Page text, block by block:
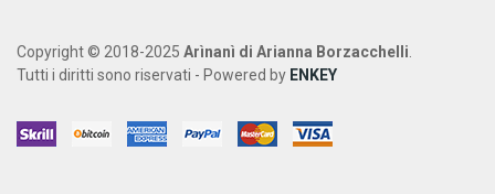
Copyright © 2018-2025 Arìnanì di Arianna Borzacchelli
Tutti i diritti sono riservati - Powered by ENKEY